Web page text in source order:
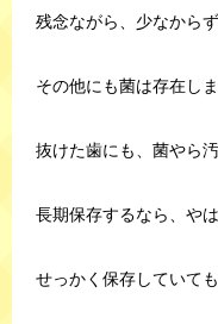
残念ながら、少なから
その他にも菌は存在しま
抜けた歯にも、菌やら
長期保存するなら、や
せっかく保存していて